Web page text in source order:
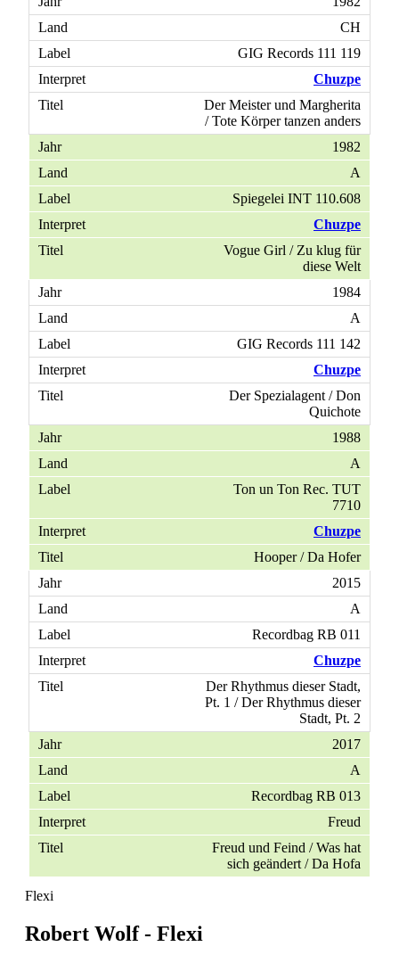
CH
GIG Records 111 119
Chuzpe
Der Meister und Margherita
/ Tote Körper tanzen anders
1982
A
Spiegelei INT 110.608
Chuzpe
Vogue Girl / Zu klug für
diese Welt
1984
A
GIG Records 111 142
Chuzpe
Der Spezialagent / Don
Quichote
1988
A
Ton un Ton Rec. TUT
7710
Chuzpe
Hooper / Da Hofer
2015
A
Recordbag RB 011
Chuzpe
Der Rhythmus dieser Stadt,
Pt. 1 / Der Rhythmus dieser
Stadt, Pt. 2
2017
A
Recordbag RB 013
Freud
Freud und Feind / Was hat
sich geändert / Da Hofa
Flexi
Robert Wolf - Flexi